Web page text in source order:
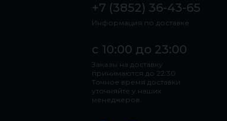
+7 (3852) 36-43-65
Информация по доставке
с 10:00 до 23:00
Заказы на доставку
принимаются до 22:30.
Точное время доставки
уточняйте у наших
менеджеров.